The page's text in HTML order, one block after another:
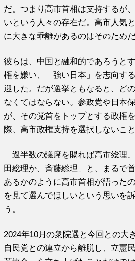
だ。つまり高市首相は支持するが
いという人々の存在だ。高市人気
に大きな乖離があるのはそのためだ
彼らは、中国と融和的であろうと
権を嫌い、「強い日本」を志向す
迎した。だが選挙ともなると、ど
なくてはならない。参政党や日本
が、その党首をトップとする政権
際、高市政権支持を選択しないこ
「過半数の議席を賜れば高市総理
田総理か、斉藤総理」と、まるで
あるかのように高市首相が語った
を見て選んでほしいという思いを
う。
2024年10月の衆院選と今回との大
自民党との連立から離脱し、立憲